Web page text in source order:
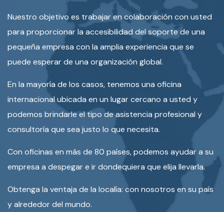
Nuestro objetivo es trabajar en colaboración con usted
para proporcionar la accesibilidad del soporte de una
pequeña empresa con la amplia experiencia que se
puede esperar de una organización global.
En la mayoría de los casos, tenemos una oficina
internacional ubicada en un lugar cercano a usted y
podemos brindarle el tipo de asistencia profesional y
consultoría que sea justo lo que necesita.
Con oficinas en más de 80 países, podemos ayudar a su
empresa a despegar e ir dondequiera que elija llevarla.
Obtenga la ventaja de la localía: con nosotros en su país
y alrededor del mundo.